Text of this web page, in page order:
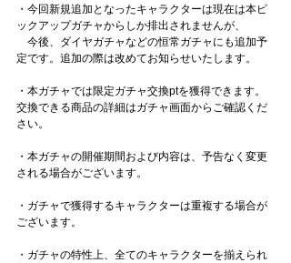
・今回新規追加となったキャラクターは現在は本ピ
ックアップガチャからしか排出されませんが、
今後、ダイヤガチャなどの恒常ガチャにも追加予
定です。追加の際は改めてお知らせいたします。
・本ガチャでは限定ガチャ交換ptを獲得できます。
交換できる商品の詳細はガチャ画面からご確認くだ
さい。
・本ガチャの開催期間および内容は、予告なく変更
される場合がございます。
・ガチャで獲得するキャラクターは重複する場合が
ございます。
・ガチャの特性上、全てのキャラクターを揃えられ